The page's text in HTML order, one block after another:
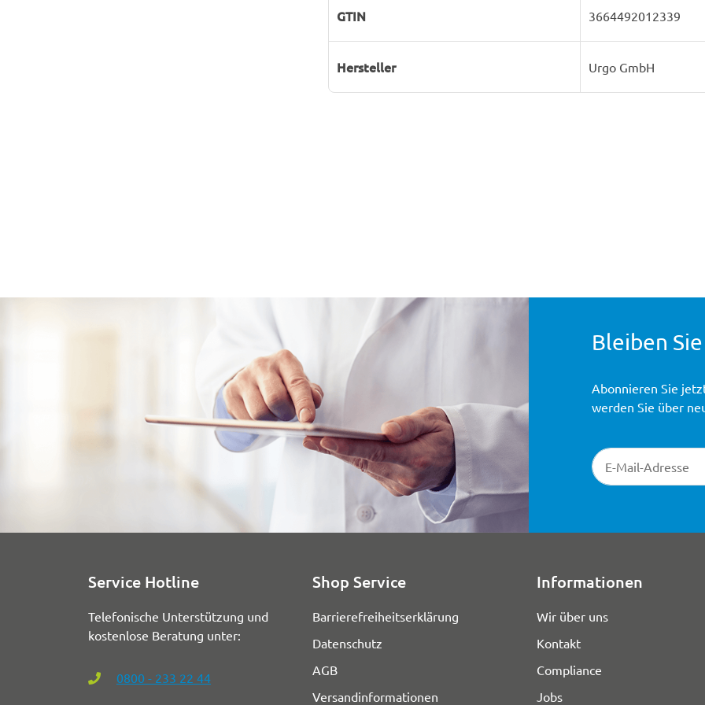
GTIN 3664492012339
Hersteller Urgo GmbH
Bleiben
Newsletter-
Abonnieren Sie
werden Sie über
Service Hotline
Telefonische Unterstützung und
kostenlose Beratung unter:
0800 - 233 22 44
Shop Service
Barrierefreiheitserklärung
Datenschutz
AGB
Versandinformationen
Informationen
Wir über uns
Kontakt
Compliance
Jobs